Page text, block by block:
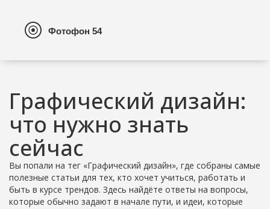
Графический дизайн:
что нужно знать
сейчас
Вы попали на тег «Графический дизайн», где собраны самые
полезные статьи для тех, кто хочет учиться, работать и
быть в курсе трендов. Здесь найдёте ответы на вопросы,
которые обычно задают в начале пути, и идеи, которые